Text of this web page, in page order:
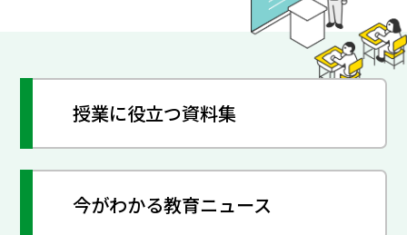
授業に役立つ資料集
今がわかる教育ニュース